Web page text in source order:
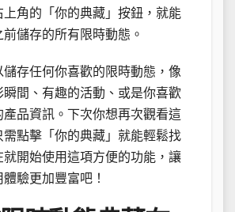
上角的「你的典藏」按鈕，就能
儲存的所有限時動態。
存任何你喜歡的限時動態，像
瞬間、有趣的活動、或是你喜歡
產品資訊。下次你想再次觀看這
需點擊「你的典藏」就能輕鬆找
就開始使用這項方便的功能，讓
驗更加豐富吧！